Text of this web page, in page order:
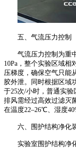
五、 气流压力控制
气流压力控制为重
10Pa ，整个实验区域相
压梯度，确保空气只能
胶外泄。同时根据区域
于25次/小时，普通实验
排风需经过高效过滤灭
在温度22–26℃ 、湿度
六、 围护结构净化
实验室围护结构净